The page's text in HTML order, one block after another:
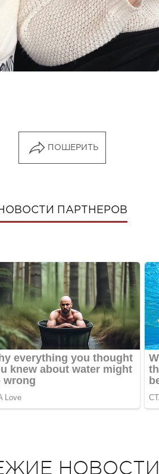
ПОШЕРИТЬ
ПАРТНЕРОВ
НОВОСТИ